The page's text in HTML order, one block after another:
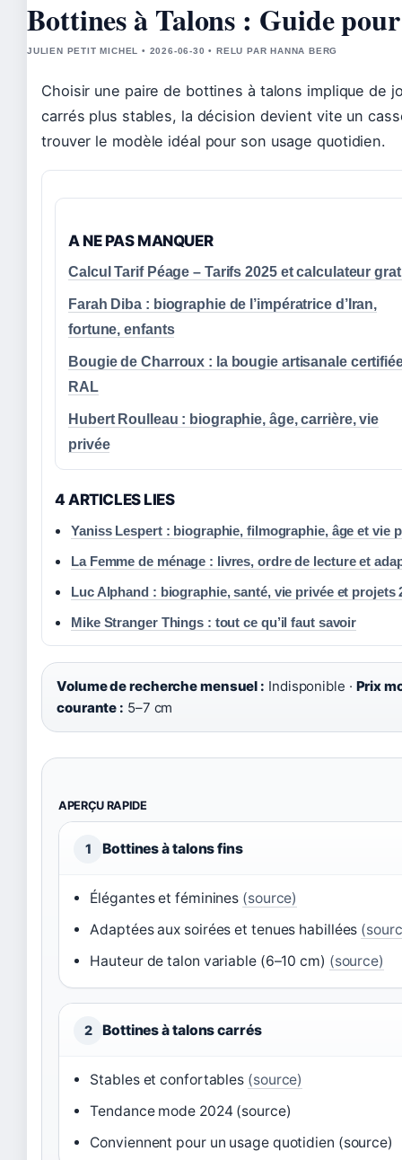
Bottines à Talons : Guide
JULIEN PETIT MICHEL • 2026-06-30 • RELU PAR HANNA BERG
Choisir une paire de bottines à talons implique
carrés plus stables, la décision devient vite un
trouver le modèle idéal pour son usage quotidien.
A NE PAS MANQUER
Calcul Tarif Péage – Tarifs 2025 et calculateur
Farah Diba : biographie de l’impératrice d’Iran,
fortune, enfants
Bougie de Charroux : la bougie artisanale
RAL
Hubert Roulleau : biographie, âge, carrière, vie
privée
4 ARTICLES LIES
Yaniss Lespert : biographie, filmographie, âge et vie
La Femme de ménage : livres, ordre de lecture et
Luc Alphand : biographie, santé, vie privée et projets
Mike Stranger Things : tout ce qu’il faut savoir
Volume de recherche mensuel : Indisponible · Prix
courante : 5–7 cm
APERÇU RAPIDE
1 Bottines à talons fins
Élégantes et féminines (source)
Adaptées aux soirées et tenues habillées
Hauteur de talon variable (6–10 cm) (source)
2 Bottines à talons carrés
Stables et confortables (source)
Tendance mode 2024 (source)
Conviennent pour un usage quotidien (source)